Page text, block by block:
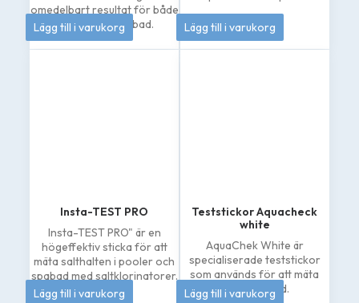
omedelbart resultat för både
pooler och spabad.
208kr
Lägg till i varukorg 145kr
Lägg till i varukorg
Insta-TEST PRO
Insta-TEST PRO" är en
högeffektiv sticka för att
mäta salthalten i pooler och
spabad med saltklorinatorer.
185kr
Lägg till i varukorg
Teststickor Aquacheck
white
AquaChek White är
specialiserade teststickor
som används för att mäta
natriumklorid.
262kr
Lägg till i varukorg